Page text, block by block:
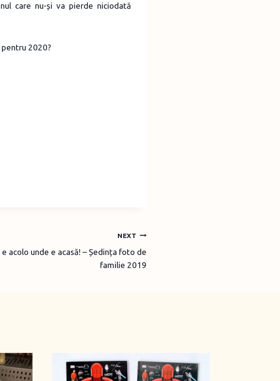
care nu-și va pierde niciodată
2020?
NEXT
e acolo unde e acasă! – Ședința foto de
familie 2019